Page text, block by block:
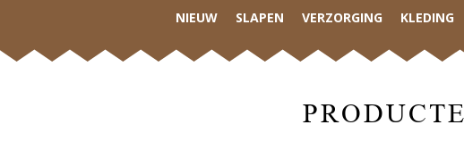
NIEUW SLAPEN VERZORGING KLEDING